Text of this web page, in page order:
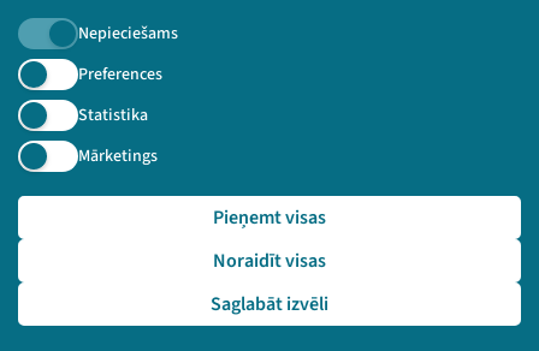
Nepieciešams
Preferences
Statistika
Mārketings
Saglabāt izvēli
Noraidīt visas
Pieņemt visas
Piesakies jaunumiem!
Nepalaid garām aktuālāko informāciju!
Pieteikties
🔗 https://festivalslampa.lv/lv/video-arhivs/2192?sp
eaker=Inga%20Akmenti%C5%86a-Smildzi%C5%86a&speaker_i
d=379